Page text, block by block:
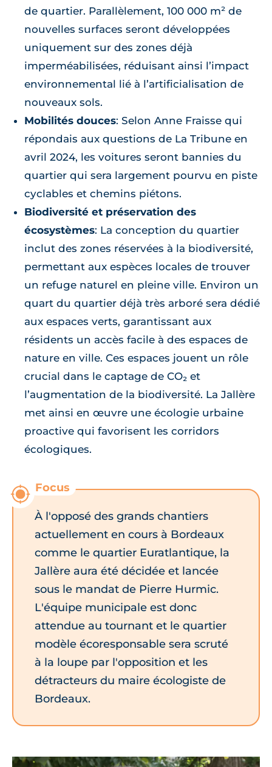
de quartier. Parallèlement, 100 000 m² de
nouvelles surfaces seront développées
uniquement sur des zones déjà
imperméabilisées, réduisant ainsi l’impact
environnemental lié à l’artificialisation de
nouveaux sols.
Mobilités douces: Selon Anne Fraisse qui
répondais aux questions de La Tribune en
avril 2024, les voitures seront bannies du
quartier qui sera largement pourvu en piste
cyclables et chemins piétons.
Biodiversité et préservation des
écosystèmes: La conception du quartier
inclut des zones réservées à la biodiversité,
permettant aux espèces locales de trouver
un refuge naturel en pleine ville. Environ un
quart du quartier déjà très arboré sera dédié
aux espaces verts, garantissant aux
résidents un accès facile à des espaces de
nature en ville. Ces espaces jouent un rôle
crucial dans le captage de CO₂ et
l’augmentation de la biodiversité. La Jallère
met ainsi en œuvre une écologie urbaine
proactive qui favorisent les corridors
écologiques.
À l'opposé des grands chantiers
actuellement en cours à Bordeaux
comme le quartier Euratlantique, la
Jallère aura été décidée et lancée
sous le mandat de Pierre Hurmic.
L'équipe municipale est donc
attendue au tournant et le quartier
modèle écoresponsable sera scruté
à la loupe par l'opposition et les
détracteurs du maire écologiste de
Bordeaux.